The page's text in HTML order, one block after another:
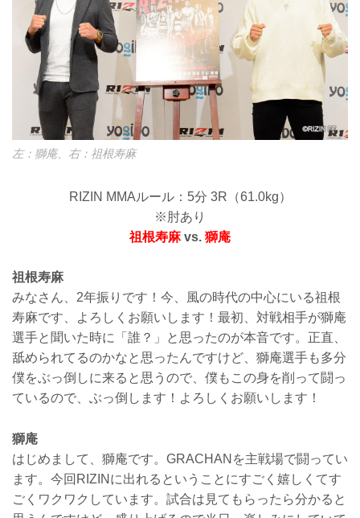
左：獅庵、右：祖根寿麻
RIZIN MMAルール：5分 3R（61.0kg）
※肘あり
祖根寿麻vs. 獅庵
祖根寿麻
みなさん、2年振りです！今、風の時代の中心にいる祖根
寿麻です、よろしくお願いします！最初、対戦相手が獅庵
選手と聞いた時に「誰？」と思ったのが本音です。正直、
舐められてるのかなと思ったんですけど、獅庵選手も多分
僕をぶっ倒しに来ると思うので、僕もこの身を削って闘っ
ているので、ぶっ倒します！よろしくお願いします！
獅庵
はじめまして、獅庵です。GRACHANを主戦場で闘ってい
ます。今回RIZINに出れるということにすごく嬉しくてす
ごくワクワクしています。試合は見てもらったら分かると